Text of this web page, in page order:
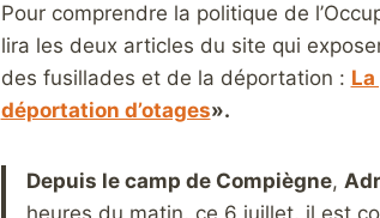
Pour comprendre la politique de
lira les deux articles du site qui
des fusillades et de la déportation :
déportation d’otages».
Depuis le camp de Compiègne,
heures du matin, ce 6 juillet, il est